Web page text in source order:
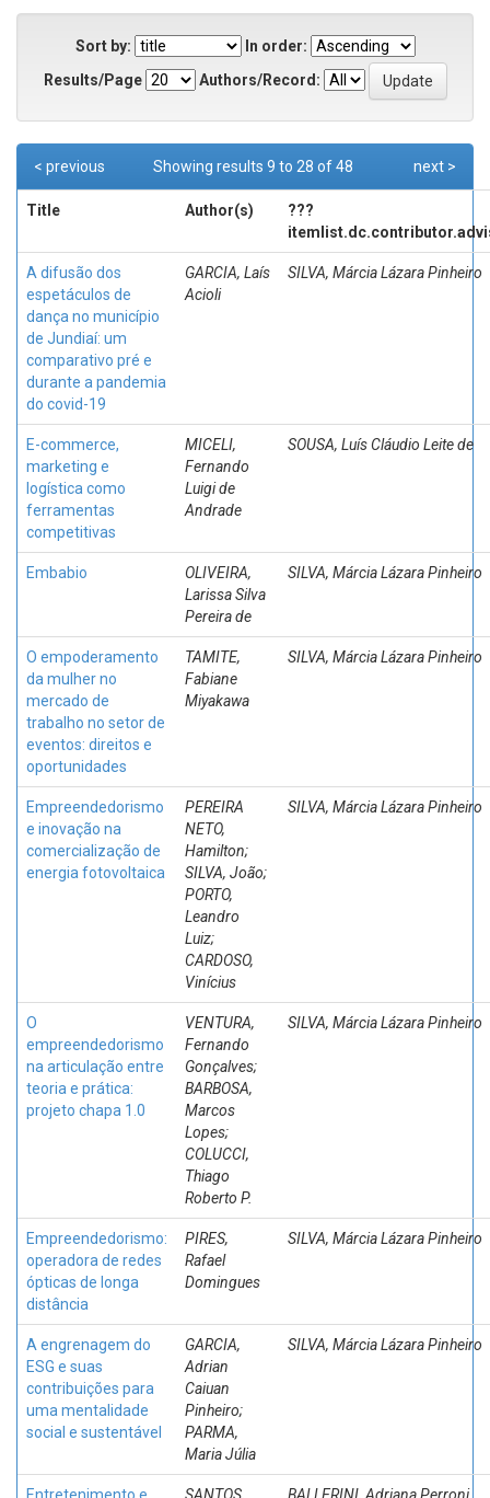
Sort by:
In order:
Results/Page
Authors/Record:
Showing results 9 to 28 of 48
< previous next >
Title Author(s)
???
A difusão dos
espetáculos de
dança no município
de Jundiaí: um
comparativo pré e
durante a pandemia
do covid-19
GARCIA, Laís
Acioli
SILVA, Márcia Lázara Pinheiro
E-commerce,
marketing e
logística como
ferramentas
competitivas
MICELI,
Fernando
Luigi de
Andrade
SOUSA, Luís Cláudio Leite de
Embabio
OLIVEIRA,
Larissa Silva
Pereira de
SILVA, Márcia Lázara Pinheiro
O empoderamento
da mulher no
mercado de
trabalho no setor de
eventos: direitos e
oportunidades
TAMITE,
Fabiane
Miyakawa
SILVA, Márcia Lázara Pinheiro
Empreendedorismo
e inovação na
comercialização de
energia fotovoltaica
PEREIRA
NETO,
Hamilton;
SILVA, João;
PORTO,
Leandro
Luiz;
CARDOSO,
Vinícius
SILVA, Márcia Lázara Pinheiro
O
empreendedorismo
na articulação entre
teoria e prática:
projeto chapa 1.0
VENTURA,
Fernando
Gonçalves;
BARBOSA,
Marcos
Lopes;
COLUCCI,
Thiago
Roberto P.
SILVA, Márcia Lázara Pinheiro
Empreendedorismo:
operadora de redes
ópticas de longa
distância
PIRES,
Rafael
Domingues
SILVA, Márcia Lázara Pinheiro
A engrenagem do
ESG e suas
contribuições para
uma mentalidade
social e sustentável
GARCIA,
Adrian
Caiuan
Pinheiro;
PARMA,
Maria Júlia
SILVA, Márcia Lázara Pinheiro